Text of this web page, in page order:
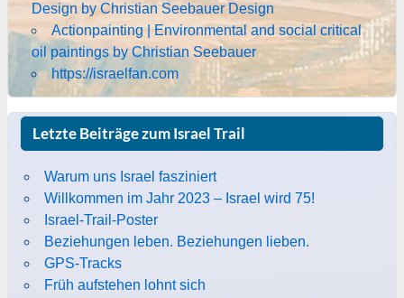
Design by Christian Seebauer Design
Actionpainting | Environmental and social critical
oil paintings by Christian Seebauer
https://israelfan.com
Letzte Beiträge zum Israel Trail
Warum uns Israel fasziniert
Willkommen im Jahr 2023 – Israel wird 75!
Israel-Trail-Poster
Beziehungen leben. Beziehungen lieben.
GPS-Tracks
Früh aufstehen lohnt sich